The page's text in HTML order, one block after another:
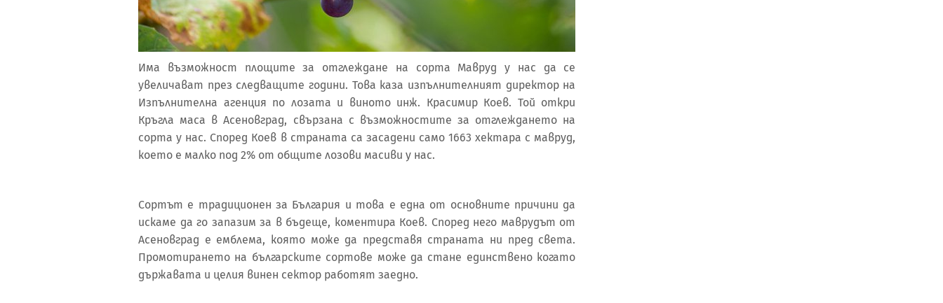
Има възможност площите за отглеждане на сорта Мавруд у нас да се
увеличават през следващите години. Това каза изпълнителният директор на
Изпълнителна агенция по лозата и виното инж. Красимир Коев. Той откри
Кръгла маса в Асеновград, свързана с възможностите за отглеждането на
сорта у нас. Според Коев в страната са засадени само 1663 хектара с мавруд,
което е малко под 2% от общите лозови масиви у нас.
Сортът е традиционен за България и това е една от основните причини да
искаме да го запазим за в бъдеще, коментира Коев. Според него маврудът от
Асеновград е емблема, която може да представя страната ни пред света.
Промотирането на българските сортове може да стане единствено когато
държавата и целия винен сектор работят заедно.